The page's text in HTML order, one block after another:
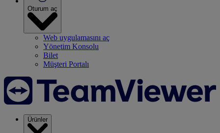
Oturum aç
Web uygulamasını aç
Yönetim Konsolu
Bilet
Müşteri Portalı
Ürünler